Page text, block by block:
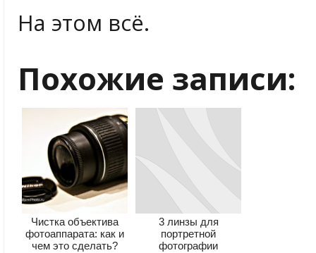
На этом всё.
Похожие записи:
Чистка объектива
фотоаппарата: как и
чем это сделать?
3 линзы для
портретной
фотографии